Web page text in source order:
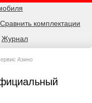
Сравнить комплектации
Журнал
Азино